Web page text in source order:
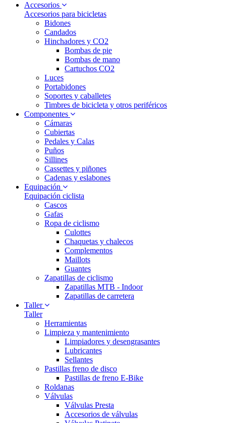
Accesorios
Accesorios para bicicletas
Bidones
Candados
Hinchadores y CO2
Bombas de pie
Bombas de mano
Cartuchos CO2
Luces
Portabidones
Soportes y caballetes
Timbres de bicicleta y otros periféricos
Componentes
Cámaras
Cubiertas
Pedales y Calas
Puños
Sillines
Cassettes y piñones
Cadenas y eslabones
Equipación
Equipación ciclista
Cascos
Gafas
Ropa de ciclismo
Culottes
Chaquetas y chalecos
Complementos
Maillots
Guantes
Zapatillas de ciclismo
Zapatillas MTB - Indoor
Zapatillas de carretera
Taller
Taller
Herramientas
Limpieza y mantenimiento
Limpiadores y desengrasantes
Lubricantes
Sellantes
Pastillas freno de disco
Pastillas de freno E-Bike
Roldanas
Válvulas
Válvulas Presta
Accesorios de válvulas